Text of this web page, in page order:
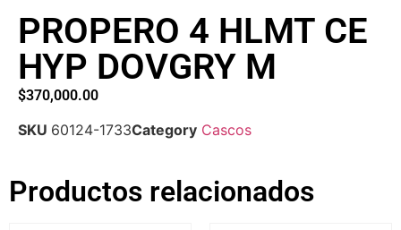
PROPERO 4 HLMT CE
HYP DOVGRY M
$370,000.00
SKU 60124-1733Category Cascos
Productos relacionados